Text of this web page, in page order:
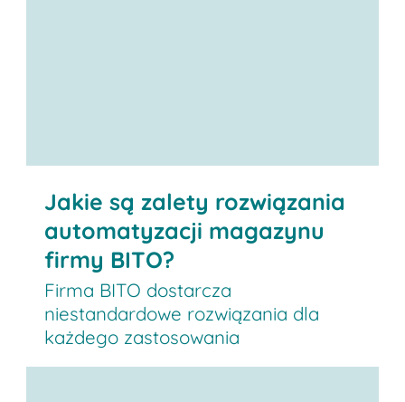
Kontakt
Jakie są zalety rozwiązania
automatyzacji magazynu
firmy BITO?
Firma BITO dostarcza
niestandardowe rozwiązania dla
każdego zastosowania